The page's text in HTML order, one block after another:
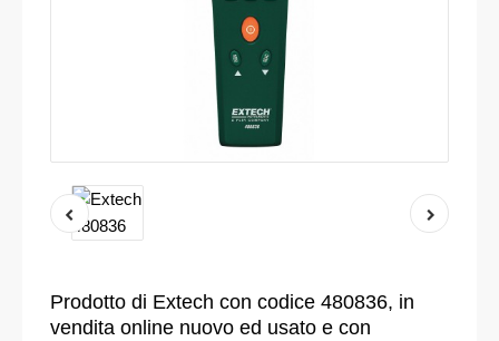
Prodotto di Extech con codice 480836, in
vendita online nuovo ed usato e con